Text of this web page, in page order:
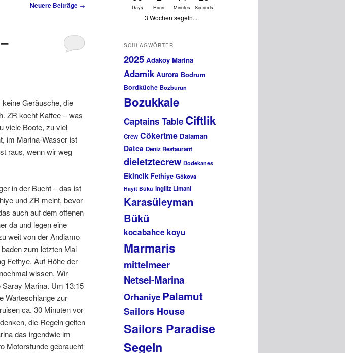
Neuere Beiträge →
Geräusche, die
ZR kocht Kaffee – was
viele Boote, zu viel
im Marina-Wasser ist
raus, wenn wir weg
in der Bucht – das ist
und ZR meint, bevor
auch auf dem offenen
da und legen eine
weit von der Andiamo
zum letzten Mal
Fethye. Auf Höhe der
wissen. Wir
Marina. Um 13:15
Warteschlange zur
ca. 30 Minuten vor
die Regeln gelten
das irgendwie im
Motorstunde gebraucht
Days Hours Minutes Seconds
3 Wochen segeln....
SCHLAGWÖRTER
2025 Adakoy Marina
Adamik Aurora Bodrum
Bordküche Bozburun
Bozukkale
Captains Table Ciftlik
Crew Cökertme Dalaman
Datca Deniz Restaurant
dieletztecrew Dodekanes
Ekincik Fethiye Gökova
Hayit Bükü Ingiliz Limani
Karasüleyman
Bükü
kocabahce koyu
Marmaris
mittelmeer
Netsel-Marina
Orhaniye Palamut
Sailors House
Sailors Paradise
Segeln